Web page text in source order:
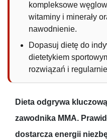
kompleksowe
witaminy i minerały
nawodnienie.
Dopasuj dietę do
dietetykiem
rozwiązań i
Dieta odgrywa
zawodnika MMA.
dostarcza energii